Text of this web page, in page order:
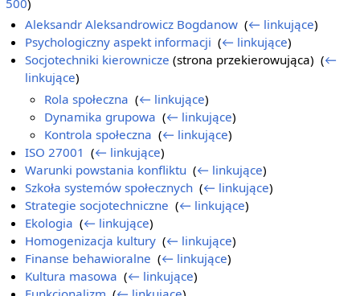
Aleksandr Aleksandrowicz Bogdanow ‎(← linkujące)
Psychologiczny aspekt informacji ‎(← linkujące)
Socjotechniki kierownicze (strona przekierowująca) ‎(←
linkujące)
Rola społeczna ‎(← linkujące)
Dynamika grupowa ‎(← linkujące)
Kontrola społeczna ‎(← linkujące)
ISO 27001 ‎(← linkujące)
Warunki powstania konfliktu ‎(← linkujące)
Szkoła systemów społecznych ‎(← linkujące)
Strategie socjotechniczne ‎(← linkujące)
Ekologia ‎(← linkujące)
Homogenizacja kultury ‎(← linkujące)
Finanse behawioralne ‎(← linkujące)
Kultura masowa ‎(← linkujące)